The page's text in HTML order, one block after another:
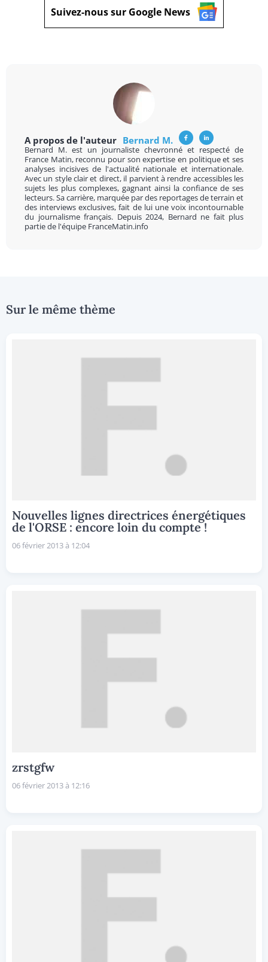
Suivez-nous sur Google News
A propos de l'auteur Bernard M.
Bernard M. est un journaliste chevronné et respecté de
France Matin, reconnu pour son expertise en politique et ses
analyses incisives de l'actualité nationale et internationale.
Avec un style clair et direct, il parvient à rendre accessibles les
sujets les plus complexes, gagnant ainsi la confiance de ses
lecteurs. Sa carrière, marquée par des reportages de terrain et
des interviews exclusives, fait de lui une voix incontournable
du journalisme français. Depuis 2024, Bernard ne fait plus
partie de l'équipe FranceMatin.info
Sur le même thème
Nouvelles lignes directrices énergétiques
de l'ORSE : encore loin du compte !
06 février 2013 à 12:04
zrstgfw
06 février 2013 à 12:16